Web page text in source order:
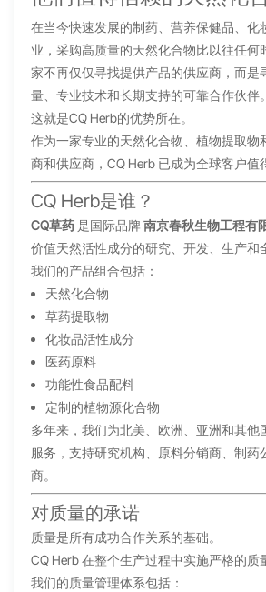
在当今快速发展的制药、营养保健品、化
业，采购高质量的天然化合物比以往任何
家不再仅仅寻找提供产品的供应商，而是
量、专业技术和长期支持的可靠合作伙伴。
这就是CQ Herb的优势所在。
作为一家专业的天然化合物、植物提取物
商和供应商，CQ Herb 已成为全球客户值
CQ Herb是谁？
CQ草药是国际品牌 南京春秋生物工程有
价值天然活性成分的研究、开发、生产和
我们的产品组合包括：
天然化合物
草药提取物
化妆品活性成分
医药原料
功能性食品配料
定制的植物源化合物
多年来，我们为北美、欧洲、亚洲和其他
服务，支持研究机构、原料分销商、制药
商。
对质量的承诺
质量是所有成功合作关系的基础。
CQ Herb 在整个生产过程中实施严格的质
我们的质量管理体系包括：